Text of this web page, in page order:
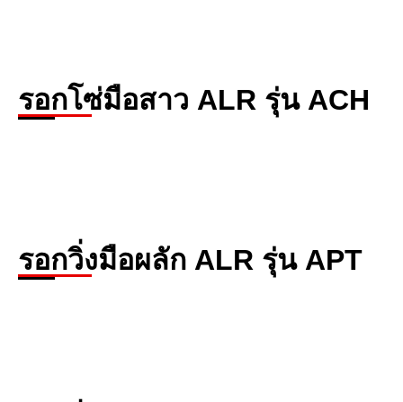
รอกโซ่มือสาว ALR รุ่น ACH
รอกวิ่งมือผลัก ALR รุ่น APT